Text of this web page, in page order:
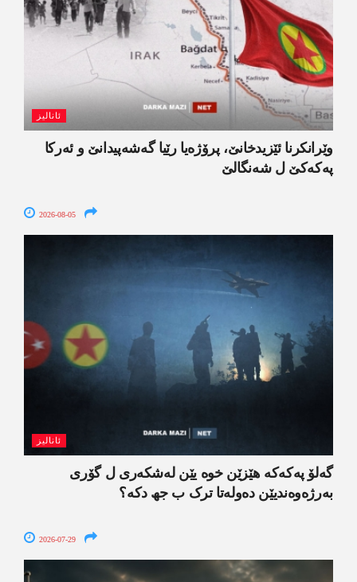
ئانالیز
وێرانکرنا ئێزیدخانێ، پرۆژەیا رێیا گەشەپیدانێ و ئەرکا
پەکەکێ ل شەنگالێ
2026-08-05
ئانالیز
گەلۆ پەکەکە ھێزێن خوە یێن لەشکەری ل گۆری
بەرژەوەندیێن دەولەتا ترک ب جھ دکە؟
2026-07-29